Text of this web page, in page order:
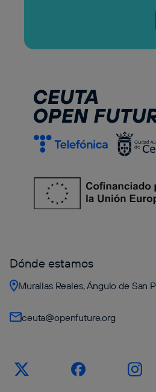
Dónde estamos
Murallas Reales, Ángulo de San
ceuta@openfuture.org